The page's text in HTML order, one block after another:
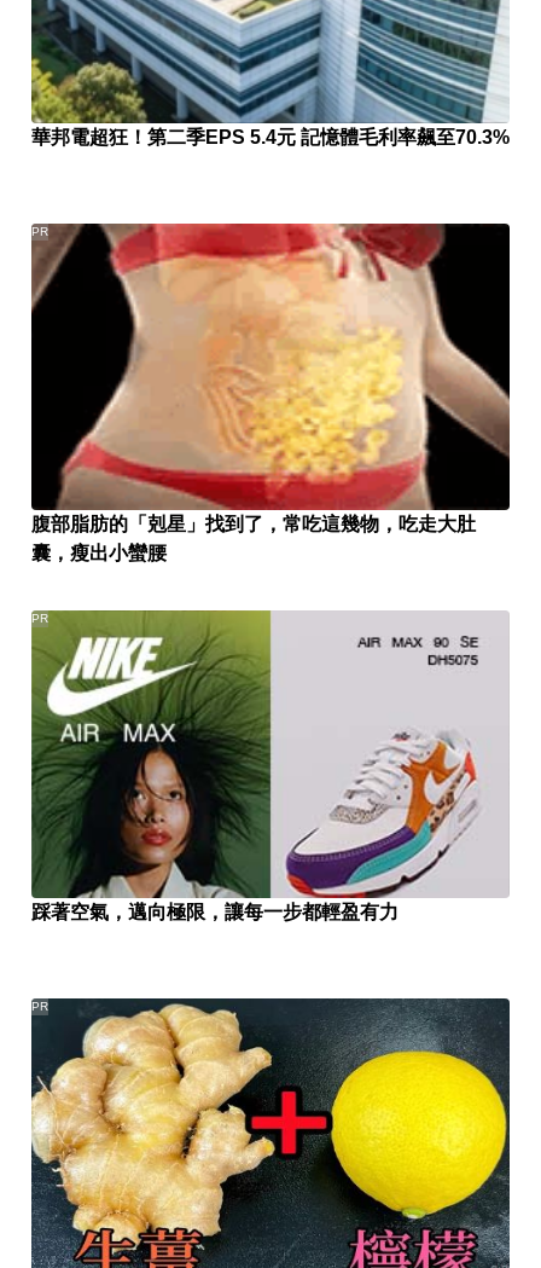
華邦電超狂！第二季EPS 5.4元 記憶體毛利率飆至70.3%
腹部脂肪的「剋星」找到了，常吃這幾物，吃走大肚
囊，瘦出小蠻腰
PR
踩著空氣，邁向極限，讓每一步都輕盈有力
PR
PR